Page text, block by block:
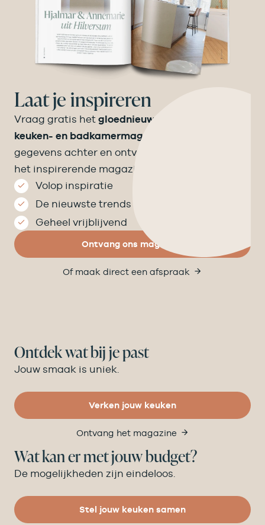
Laat je inspireren
Vraag gratis het gloednieuwe Velthuizen
keuken- en badkamermagazine
gegevens achter en ontvang binnen een week
het inspirerende magazine op de mat.
Volop inspiratie
De nieuwste trends
Geheel vrijblijvend
Ontvang ons magazine
Of maak direct een afspraak
Ontdek wat bij je past
Jouw smaak is uniek.
Verken jouw keuken
Ontvang het magazine
Wat kan er met jouw budget?
De mogelijkheden zijn eindeloos.
Stel jouw keuken samen